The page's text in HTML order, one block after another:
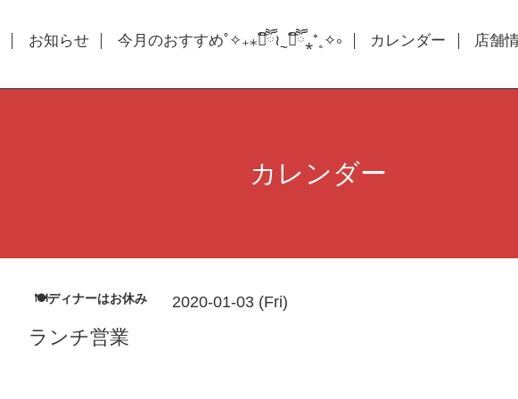
お知らせ 今月のおすすめ˚✧₊⁎❝᷀ົཽ≀ˍ̮ ❝᷀ົཽ⁎⁺˳✧༚ カレンダー 店舗
カレンダー
🍽ディナーはお休み 2020-01-03 (Fri)
ランチ営業